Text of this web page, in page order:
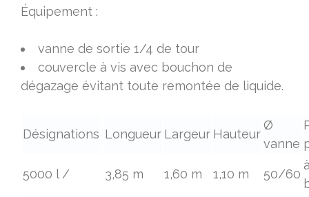
Équipement :
vanne de sortie 1/4 de tour
couvercle à vis avec bouchon de
dégazage évitant toute remontée de liquide.
Désignations Longueur Largeur Hauteur
Ø
vanne
5000 l / 3,85 m 1,60 m 1,10 m 50/60